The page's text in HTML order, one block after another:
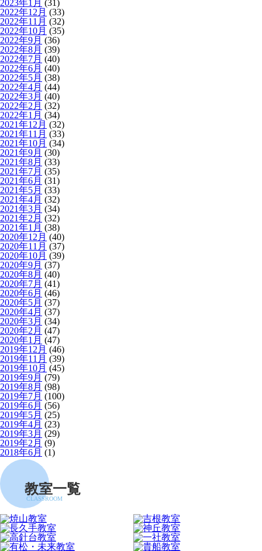
2023年1月 (31)
2022年12月 (33)
2022年11月 (32)
2022年10月 (35)
2022年9月 (36)
2022年8月 (39)
2022年7月 (40)
2022年6月 (40)
2022年5月 (38)
2022年4月 (44)
2022年3月 (40)
2022年2月 (32)
2022年1月 (34)
2021年12月 (32)
2021年11月 (33)
2021年10月 (34)
2021年9月 (30)
2021年8月 (33)
2021年7月 (35)
2021年6月 (31)
2021年5月 (33)
2021年4月 (32)
2021年3月 (34)
2021年2月 (32)
2021年1月 (38)
2020年12月 (40)
2020年11月 (37)
2020年10月 (39)
2020年9月 (37)
2020年8月 (40)
2020年7月 (41)
2020年6月 (46)
2020年5月 (37)
2020年4月 (37)
2020年3月 (34)
2020年2月 (47)
2020年1月 (47)
2019年12月 (46)
2019年11月 (39)
2019年10月 (45)
2019年9月 (79)
2019年8月 (98)
2019年7月 (100)
2019年6月 (56)
2019年5月 (25)
2019年4月 (23)
2019年3月 (29)
2019年2月 (9)
2018年6月 (1)
教室一覧
CLASSROOM